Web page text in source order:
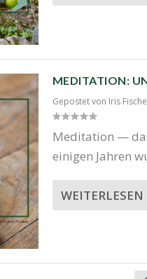
MEDITATION:
Gepostet von Iris
Medi­ta­ti­on —
eini­gen Jah­ren
WEITERLESEN